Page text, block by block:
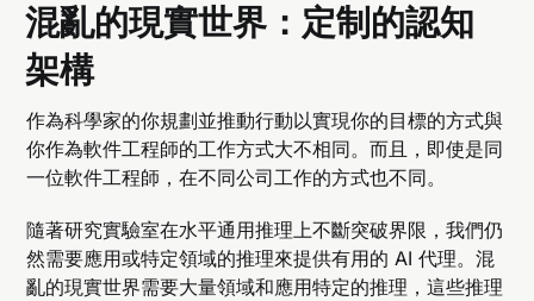
混亂的現實世界：定制的認知
架構
作為科學家的你規劃並推動行動以實現你的目標的方式與
你作為軟件工程師的工作方式大不相同。而且，即使是同
一位軟件工程師，在不同公司工作的方式也不同。
隨著研究實驗室在水平通用推理上不斷突破界限，我們仍
然需要應用或特定領域的推理來提供有用的 AI 代理。混
亂的現實世界需要大量領域和應用特定的推理，這些推理